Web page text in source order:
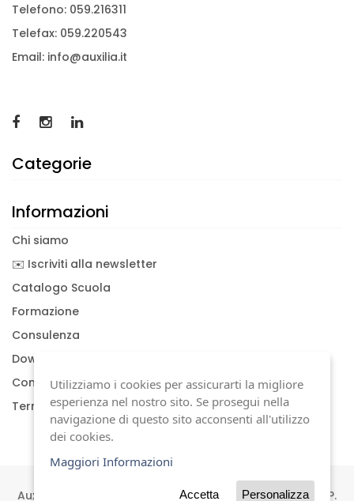
Telefono: 059.216311
Telefax: 059.220543
Email: info@auxilia.it
Categorie
Informazioni
Chi siamo
✉️ Iscriviti alla newsletter
Catalogo Scuola
Formazione
Consulenza
Download documenti
Condizioni generali
Termini di garanzia
Auxilia s.a.s | Viale Carlo Sigonio, 227 | 41124 Modena | P.
Utilizziamo i cookies per assicurarti la migliore
esperienza nel nostro sito. Se prosegui nella
navigazione di questo sito acconsenti all'utilizzo
dei cookies.
Maggiori Informazioni
Accetta Personalizza